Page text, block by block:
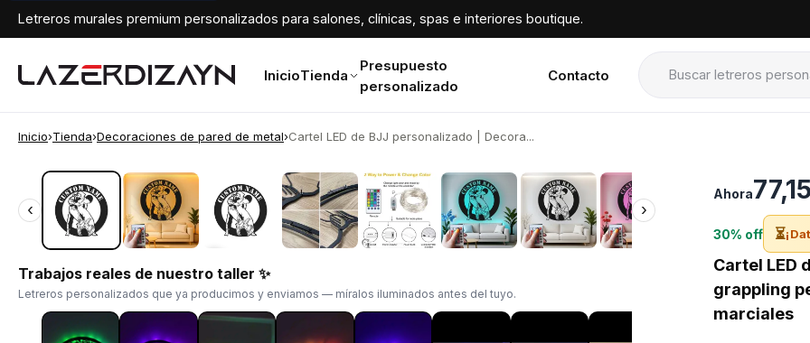
Letreros murales premium personalizados para salones, clínicas, spas e interiores boutique.
InicioTienda
Presupuesto
personalizado
Contacto
Inicio›Tienda›Decoraciones de pared de metal›Cartel LED de BJJ personalizado | Decora...
‹ ›
‹ ›
Trabajos reales de nuestro taller ✨
Letreros personalizados que ya producimos y enviamos — míralos iluminados antes del tuyo.
Ahora
30% off ⏳
Cartel LED
grappling
marciales